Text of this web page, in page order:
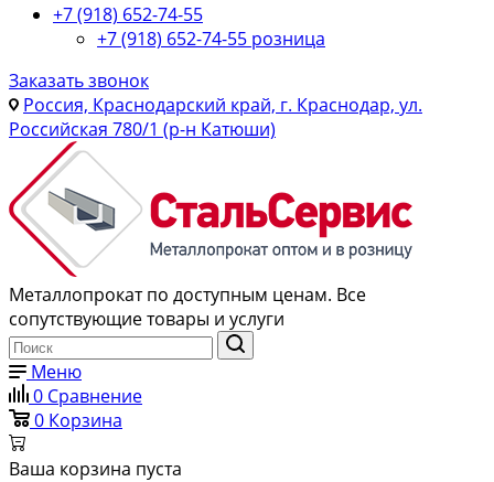
+7 (918) 652-74-55
+7 (918) 652-74-55 розница
Заказать звонок
Россия, Краснодарский край, г. Краснодар, ул.
Российская 780/1 (р-н Катюши)
Металлопрокат по доступным ценам. Все
сопутствующие товары и услуги
Меню
0 Сравнение
0 Корзина
Ваша корзина пуста